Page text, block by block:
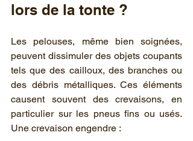
lors de la tonte ?
Les pelouses, même bien soignées,
peuvent dissimuler des objets coupants
tels que des cailloux, des branches ou
des débris métalliques. Ces éléments
causent souvent des crevaisons, en
particulier sur les pneus fins ou usés.
Une crevaison engendre :